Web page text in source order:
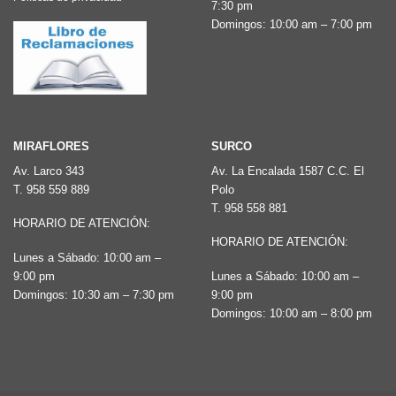
en
la
página
de
la
7:30 pm
Domingos: 10:00 am – 7:00 pm
MIRAFLORES
Av. Larco 343
T. 958 559 889
HORARIO DE ATENCIÓN:
Lunes a Sábado: 10:00 am –
9:00 pm
Domingos: 10:30 am – 7:30 pm
SURCO
Av. La Encalada 1587 C.C. El
Polo
T. 958 558 881
HORARIO DE ATENCIÓN:
Lunes a Sábado: 10:00 am –
9:00 pm
Domingos: 10:00 am – 8:00 pm